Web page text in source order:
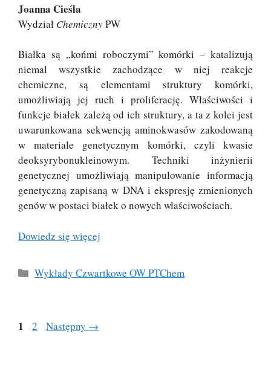
Joanna Cieśla
Wydział ChemicznyPW
Białka są „końmi roboczymi” komórki – katalizują
niemal wszystkie zachodzące w niej reakcje
chemiczne, są elementami struktury komórki,
umożliwiają jej ruch i proliferację. Właściwości i
funkcje białek zależą od ich struktury, a ta z kolei jest
uwarunkowana sekwencją aminokwasów zakodowaną
w materiale genetycznym komórki, czyli kwasie
deoksyrybonukleinowym. Techniki inżynierii
genetycznej umożliwiają manipulowanie informacją
genetyczną zapisaną w DNA i ekspresję zmienionych
genów w postaci białek o nowych właściwościach.
Dowiedz się więcej
Kategorie
Wykłady Czwartkowe OW PTChem
Strona
1 Strona
2 Następny →